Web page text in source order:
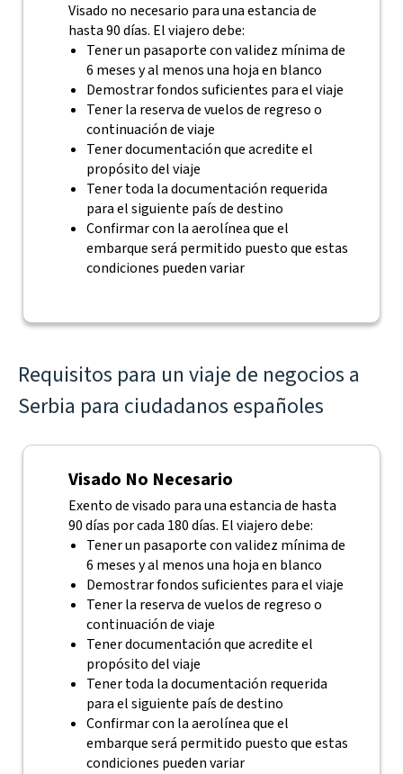
Visado no necesario para una estancia de
hasta 90 días. El viajero debe:
Tener un pasaporte con validez mínima de
6 meses y al menos una hoja en blanco
Demostrar fondos suficientes para el viaje
Tener la reserva de vuelos de regreso o
continuación de viaje
Tener documentación que acredite el
propósito del viaje
Tener toda la documentación requerida
para el siguiente país de destino
Confirmar con la aerolínea que el
embarque será permitido puesto que estas
condiciones pueden variar
Requisitos para un viaje de negocios a
Serbia para ciudadanos españoles
Visado No Necesario
Exento de visado para una estancia de hasta
90 días por cada 180 días. El viajero debe:
Tener un pasaporte con validez mínima de
6 meses y al menos una hoja en blanco
Demostrar fondos suficientes para el viaje
Tener la reserva de vuelos de regreso o
continuación de viaje
Tener documentación que acredite el
propósito del viaje
Tener toda la documentación requerida
para el siguiente país de destino
Confirmar con la aerolínea que el
embarque será permitido puesto que estas
condiciones pueden variar